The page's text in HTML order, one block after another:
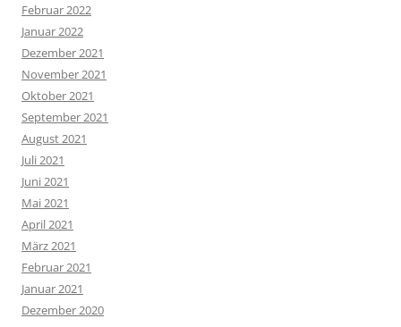
Februar 2022
Januar 2022
Dezember 2021
November 2021
Oktober 2021
September 2021
August 2021
Juli 2021
Juni 2021
Mai 2021
April 2021
März 2021
Februar 2021
Januar 2021
Dezember 2020